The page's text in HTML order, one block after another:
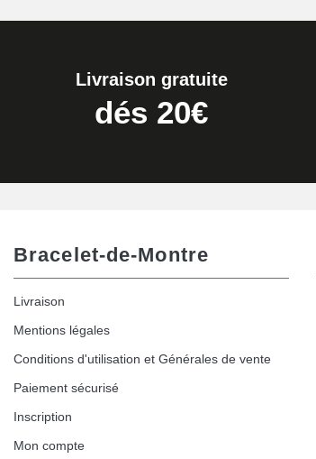
Livraison gratuite
dés 20€
Bracelet-de-Montre
Livraison
Mentions légales
Conditions d'utilisation et Générales de vente
Paiement sécurisé
Inscription
Mon compte